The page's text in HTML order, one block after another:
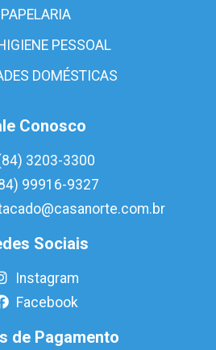
PAPELARIA
PESSOAL
DOMÉSTICAS
Conosco
3203-3300
99916-9327
Sociais
Instagram
Facebook
de Pagamento